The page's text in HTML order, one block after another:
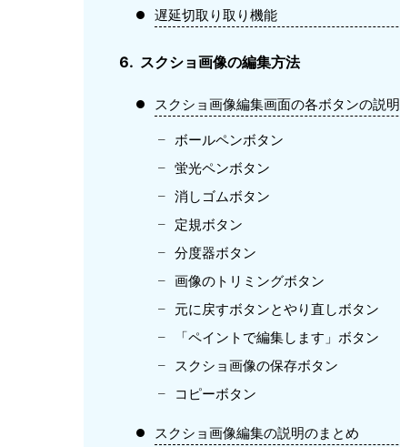
遅延切取り取り機能
スクショ画像の編集方法
スクショ画像編集画面の各ボタンの説明
ボールペンボタン
蛍光ペンボタン
消しゴムボタン
定規ボタン
分度器ボタン
画像のトリミングボタン
元に戻すボタンとやり直しボタン
「ペイントで編集します」ボタン
スクショ画像の保存ボタン
コピーボタン
スクショ画像編集の説明のまとめ